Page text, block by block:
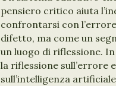
pensiero critico aiuta
confrontarsi con
difetto, ma come un
un luogo di riflessione.
la riflessione sull’errore e
sull’intelligenza